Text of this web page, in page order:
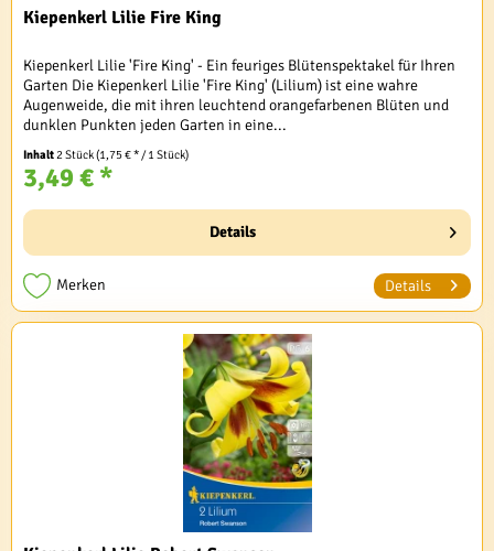
Kiepenkerl Lilie Fire King
Kiepenkerl Lilie 'Fire King' - Ein feuriges Blütenspektakel für Ihren
Garten Die Kiepenkerl Lilie 'Fire King' (Lilium) ist eine wahre
Augenweide, die mit ihren leuchtend orangefarbenen Blüten und
dunklen Punkten jeden Garten in eine...
Inhalt2 Stück(1,75 € * / 1 Stück)
3,49 € *
Details
Merken Details